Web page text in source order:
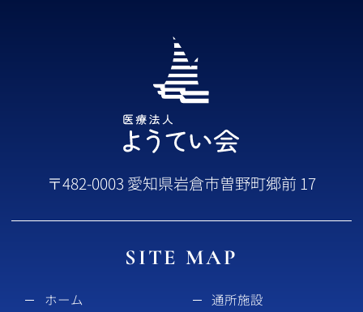
〒482-0003 愛知県岩倉市曽野町郷前 17
SITE MAP
ホーム 通所施設